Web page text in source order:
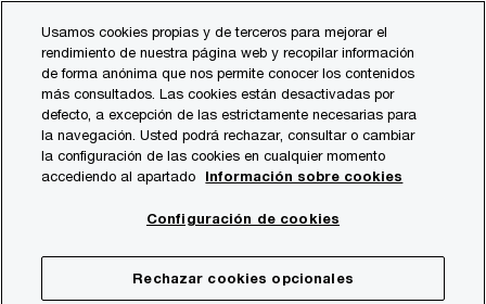
content
footer
Quiénes somos
Las Palmas de Gran
Canaria
Usamos cookies propias y de terceros para mejorar el
rendimiento de nuestra página web y recopilar información
de forma anónima que nos permite conocer los contenidos
más consultados. Las cookies están desactivadas por
defecto, a excepción de las estrictamente necesarias para
la navegación. Usted podrá rechazar, consultar o cambiar
la configuración de las cookies en cualquier momento
accediendo al apartado
Información sobre cookies
Configuración de cookies
Rechazar cookies opcionales